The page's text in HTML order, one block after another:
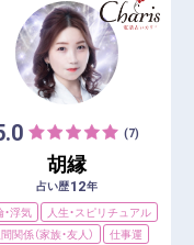
(7)
胡縁
占い歴12年
浮気
人生・スピリチュアル
関係（家族・友人）
仕事運